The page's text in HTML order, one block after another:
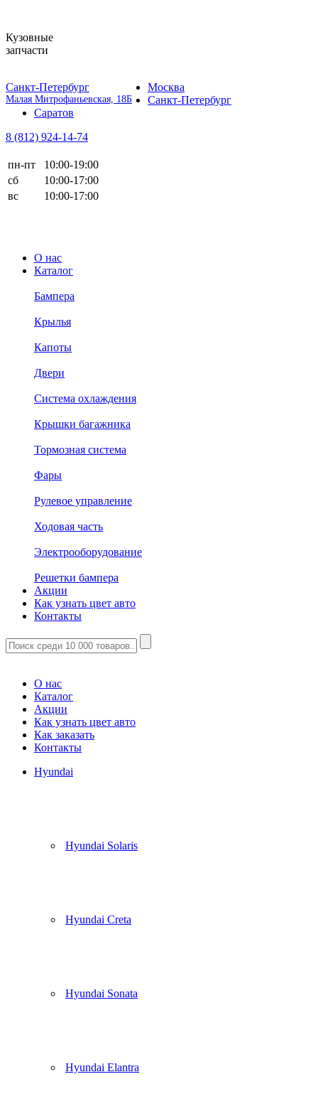
Кузовные
запчасти
Санкт-Петербург
Малая Митрофаньевская, 18Б
Москва
Санкт-Петербург
Саратов
8 (812) 924-14-74
пн-пт
10:00-19:00
сб
10:00-17:00
вс
10:00-17:00
О нас
Каталог
Бампера
Крылья
Капоты
Двери
Система охлаждения
Крышки багажника
Тормозная система
Фары
Рулевое управление
Ходовая часть
Электрооборудование
Решетки бампера
Акции
Как узнать цвет авто
Контакты
О нас
Каталог
Акции
Как узнать цвет авто
Как заказать
Контакты
Hyundai
Hyundai Solaris
Hyundai Creta
Hyundai Sonata
Hyundai Elantra